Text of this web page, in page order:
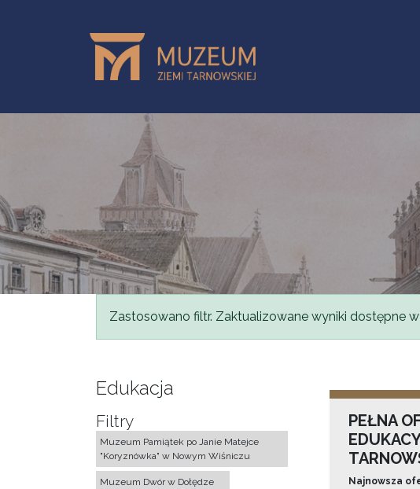
Komunikat
Zastosowano filtr. Zaktualizowane wyniki dostępne
Edukacja
Filtry
Muzeum Pamiątek po Janie Matejce
"Koryznówka" w Nowym Wiśniczu
Muzeum Dwór w Dołędze
PEŁNA
Najnowsza